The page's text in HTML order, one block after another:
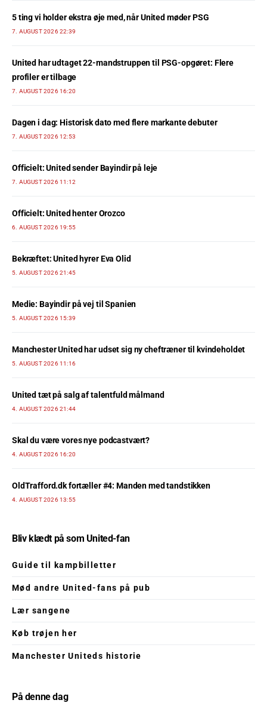
5 ting vi holder ekstra øje med, når United møder PSG
7. AUGUST 2026 22:39
United har udtaget 22-mandstruppen til PSG-opgøret: Flere
profiler er tilbage
7. AUGUST 2026 16:20
Dagen i dag: Historisk dato med flere markante debuter
7. AUGUST 2026 12:53
Officielt: United sender Bayindir på leje
7. AUGUST 2026 11:12
Officielt: United henter Orozco
6. AUGUST 2026 19:55
Bekræftet: United hyrer Eva Olid
5. AUGUST 2026 21:45
Medie: Bayindir på vej til Spanien
5. AUGUST 2026 15:39
Manchester United har udset sig ny cheftræner til kvindeholdet
5. AUGUST 2026 11:16
United tæt på salg af talentfuld målmand
4. AUGUST 2026 21:44
Skal du være vores nye podcastvært?
4. AUGUST 2026 16:20
OldTrafford.dk fortæller #4: Manden med tandstikken
4. AUGUST 2026 13:55
Bliv klædt på som United-fan
Guide til kampbilletter
Mød andre United-fans på pub
Lær sangene
Køb trøjen her
Manchester Uniteds historie
På denne dag